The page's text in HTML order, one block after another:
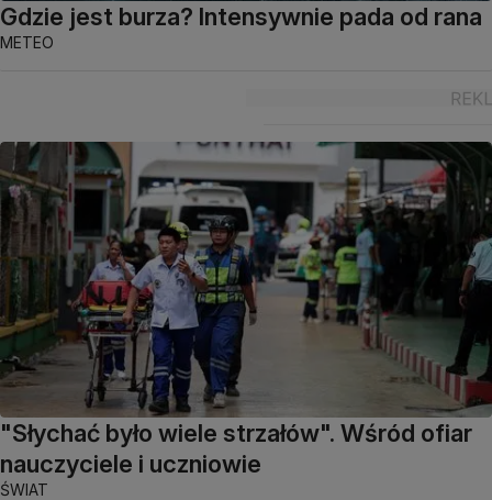
Gdzie jest burza? Intensywnie pada od rana
METEO
"Słychać było wiele strzałów". Wśród ofiar
nauczyciele i uczniowie
ŚWIAT